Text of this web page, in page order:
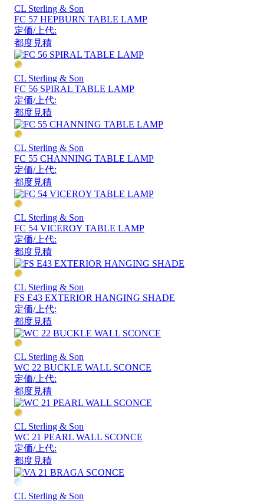
CL Sterling & Son
FC 57 HEPBURN TABLE LAMP
定価/上代:
都度見積
CL Sterling & Son
FC 56 SPIRAL TABLE LAMP
定価/上代:
都度見積
CL Sterling & Son
FC 55 CHANNING TABLE LAMP
定価/上代:
都度見積
CL Sterling & Son
FC 54 VICEROY TABLE LAMP
定価/上代:
都度見積
CL Sterling & Son
FS E43 EXTERIOR HANGING SHADE
定価/上代:
都度見積
CL Sterling & Son
WC 22 BUCKLE WALL SCONCE
定価/上代:
都度見積
CL Sterling & Son
WC 21 PEARL WALL SCONCE
定価/上代:
都度見積
CL Sterling & Son